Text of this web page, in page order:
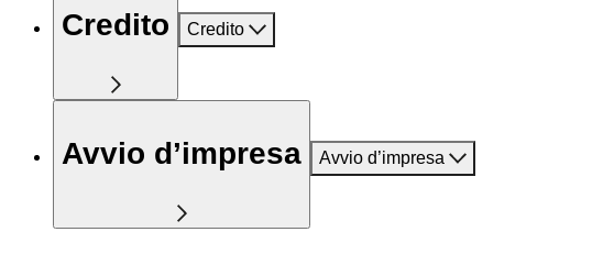
Credito Credito
Avvio d’impresa Avvio d’impresa